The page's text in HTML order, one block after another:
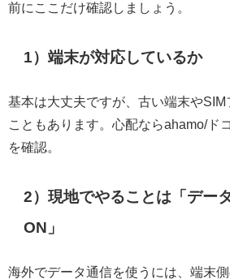
前にここだけ確認しましょう。
1）端末が対応しているか
基本は大丈夫ですが、古い端末や
こともあります。心配ならahamo/ド
を確認。
2）現地でやることは「デー
ON」
海外でデータ通信を使うには、端末側